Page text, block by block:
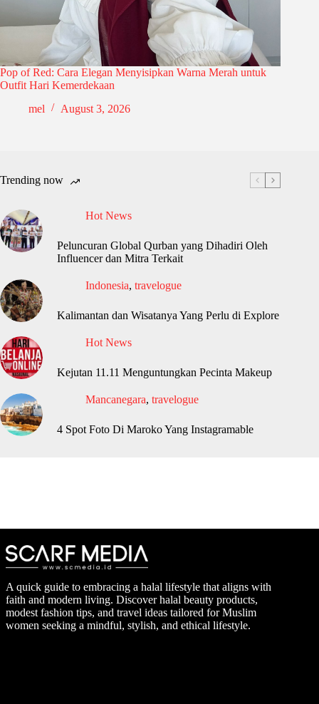
Pop of Red: Cara Elegan Menyisipkan Warna Merah untuk
Outfit Hari Kemerdekaan
mel
August 3, 2026
Trending now
Hot News
Peluncuran Global Qurban yang Dihadiri Oleh
Influencer dan Mitra Terkait
Indonesia, travelogue
Kalimantan dan Wisatanya Yang Perlu di Explore
Hot News
Kejutan 11.11 Menguntungkan Pecinta Makeup
Mancanegara, travelogue
4 Spot Foto Di Maroko Yang Instagramable
A quick guide to embracing a halal lifestyle that aligns with
faith and modern living. Discover halal beauty products,
modest fashion tips, and travel ideas tailored for Muslim
women seeking a mindful, stylish, and ethical lifestyle.